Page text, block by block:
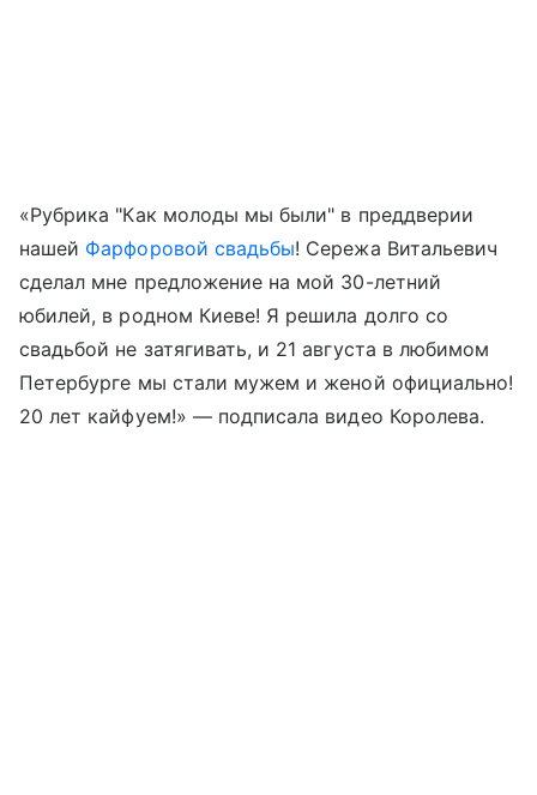
«Рубрика "Как молоды мы были" в преддверии
нашей Фарфоровой свадьбы! Сережа Витальевич
сделал мне предложение на мой 30-летний
юбилей, в родном Киеве! Я решила долго со
свадьбой не затягивать, и 21 августа в любимом
Петербурге мы стали мужем и женой официально!
20 лет кайфуем!» — подписала видео Королева.